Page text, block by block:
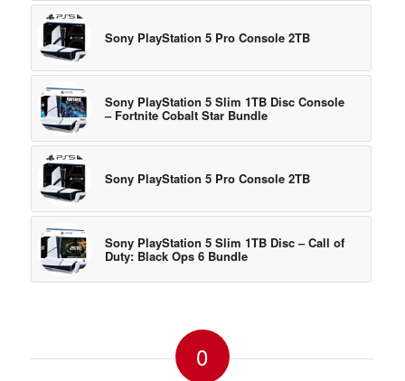
Sony PlayStation 5 Pro Console 2TB
Sony PlayStation 5 Slim 1TB Disc Console
– Fortnite Cobalt Star Bundle
Sony PlayStation 5 Pro Console 2TB
Sony PlayStation 5 Slim 1TB Disc – Call of
Duty: Black Ops 6 Bundle
0